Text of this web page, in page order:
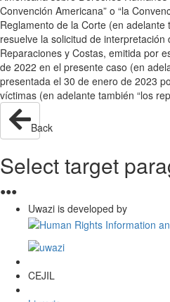
Convención Americana” o “la
Reglamento de la Corte (en adelante
resuelve la solicitud de
Reparaciones y Costas, emitida por
de 2022 en el presente caso (en
presentada el 30 de enero de 2023
víctimas (en adelante también “los
Back
Select target
●●●
Uwazi is developed by
CEJIL